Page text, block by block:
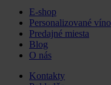
E-shop
Personalizované víno
Predajné miesta
Blog
O nás
Kontakty